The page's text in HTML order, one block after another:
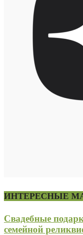
ИНТЕРЕСНЫЕ
Свадебные
семейной